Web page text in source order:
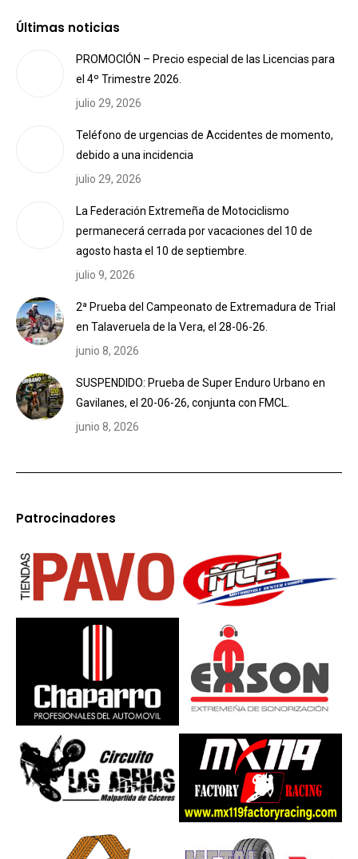
Últimas noticias
PROMOCIÓN – Precio especial de las Licencias para
el 4º Trimestre 2026.
julio 29, 2026
Teléfono de urgencias de Accidentes de momento,
debido a una incidencia
julio 29, 2026
La Federación Extremeña de Motociclismo
permanecerá cerrada por vacaciones del 10 de
agosto hasta el 10 de septiembre.
julio 9, 2026
2ª Prueba del Campeonato de Extremadura de Trial
en Talaveruela de la Vera, el 28-06-26.
junio 8, 2026
SUSPENDIDO: Prueba de Super Enduro Urbano en
Gavilanes, el 20-06-26, conjunta con FMCL.
junio 8, 2026
Patrocinadores